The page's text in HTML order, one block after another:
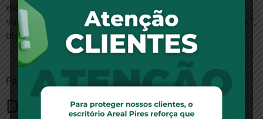
elevados índices de reajuste, com especial
vulnerabilidade dos consumidores de planos coletivos “,
disse.
Para ler a notícia no site SP noticias, clique aqui.
Deixe um comentário